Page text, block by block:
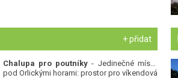
+ přidat
Chalupa pro poutníky - Jedinečné místo
pod Orlickými horami: prostor pro víkendová